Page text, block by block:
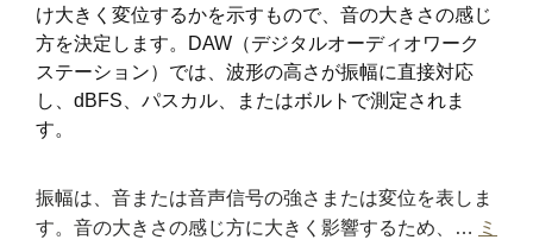
け大きく変位するかを示すもので、音の大きさの感じ
方を決定します。DAW（デジタルオーディオワーク
ステーション）では、波形の高さが振幅に直接対応
し、dBFS、パスカル、またはボルトで測定されま
す。
振幅は、音または音声信号の強さまたは変位を表しま
す。音の大きさの感じ方に大きく影響するため、… ミ